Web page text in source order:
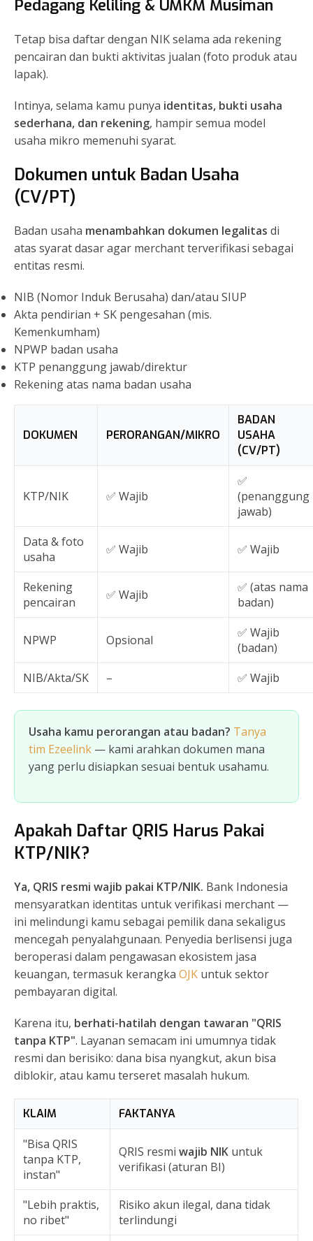
Pedagang Keliling & UMKM Musiman
Tetap bisa daftar dengan NIK selama ada rekening
pencairan dan bukti aktivitas jualan (foto produk atau
lapak).
Intinya, selama kamu punya identitas, bukti usaha
sederhana, dan rekening, hampir semua model
usaha mikro memenuhi syarat.
Dokumen untuk Badan Usaha
(CV/PT)
Badan usaha menambahkan dokumen legalitas di
atas syarat dasar agar merchant terverifikasi sebagai
entitas resmi.
NIB (Nomor Induk Berusaha) dan/atau SIUP
Akta pendirian + SK pengesahan (mis.
Kemenkumham)
NPWP badan usaha
KTP penanggung jawab/direktur
Rekening atas nama badan usaha
DOKUMEN PERORANGAN/MIKRO
BADAN
USAHA
(CV/PT)
KTP/NIK ✅ Wajib
✅
(penanggung
jawab)
Data & foto
usaha
✅ Wajib ✅ Wajib
Rekening
pencairan
✅ Wajib
✅ (atas nama
badan)
NPWP Opsional
✅ Wajib
(badan)
NIB/Akta/SK
– ✅ Wajib
Usaha kamu perorangan atau badan? Tanya
tim Ezeelink — kami arahkan dokumen mana
yang perlu disiapkan sesuai bentuk usahamu.
Apakah Daftar QRIS Harus Pakai
KTP/NIK?
Ya, QRIS resmi wajib pakai KTP/NIK. Bank Indonesia
mensyaratkan identitas untuk verifikasi merchant —
ini melindungi kamu sebagai pemilik dana sekaligus
mencegah penyalahgunaan. Penyedia berlisensi juga
beroperasi dalam pengawasan ekosistem jasa
keuangan, termasuk kerangka OJK untuk sektor
pembayaran digital.
Karena itu, berhati-hatilah dengan tawaran "QRIS
tanpa KTP". Layanan semacam ini umumnya tidak
resmi dan berisiko: dana bisa nyangkut, akun bisa
diblokir, atau kamu terseret masalah hukum.
KLAIM FAKTANYA
"Bisa QRIS
tanpa KTP,
instan"
QRIS resmi wajib NIK untuk
verifikasi (aturan BI)
"Lebih praktis,
no ribet"
Risiko akun ilegal, dana tidak
terlindungi